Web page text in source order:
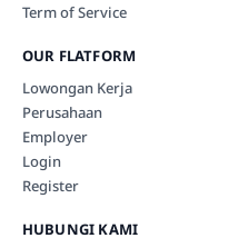
Term of Service
OUR FLATFORM
Lowongan Kerja
Perusahaan
Employer
Login
Register
HUBUNGI KAMI